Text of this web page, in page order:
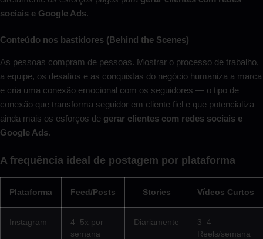
sociais e Google Ads.
Conteúdo nos bastidores (Behind the Scenes)
As pessoas compram de pessoas. Mostrar o processo de trabalho,
a equipe, os desafios e as conquistas do negócio humaniza a marca
e cria uma conexão emocional com os seguidores — o tipo de
conexão que transforma seguidor em cliente fiel e que potencializa
ainda mais os esforços de gerar clientes com redes sociais e
Google Ads.
A frequência ideal de postagem por plataforma
Plataforma Feed/Posts Stories Vídeos Curtos
Instagram
4–5x por
semana
Diariamente
3–4
Reels/semana